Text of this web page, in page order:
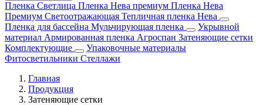
Пленка Светлица Пленка Нева премиум Пленка Нева
Премиум Светоотражающая Тепличная пленка Нева
Пленка для бассейна Мульчирующая пленка
Укрывной
материал Армированная пленка Агроспан Затеняющие сетки
Комплектующие
Упаковочные материалы
Фитосветильники Стеллажи
Главная
Продукция
Затеняющие сетки